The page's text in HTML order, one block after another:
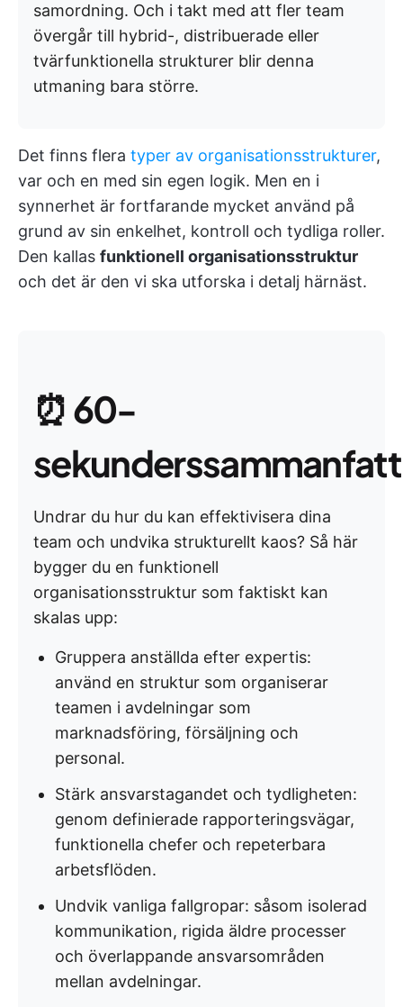
samordning. Och i takt med att fler team
övergår till hybrid-, distribuerade eller
tvärfunktionella strukturer blir denna
utmaning bara större.
Det finns flera typer av organisationsstrukturer,
var och en med sin egen logik. Men en i
synnerhet är fortfarande mycket använd på
grund av sin enkelhet, kontroll och tydliga roller.
Den kallas funktionell organisationsstruktur
och det är den vi ska utforska i detalj härnäst.
⏰60-
Undrar du hur du kan effektivisera dina
team och undvika strukturellt kaos? Så här
bygger du en funktionell
organisationsstruktur som faktiskt kan
skalas upp:
Gruppera anställda efter expertis:
använd en struktur som organiserar
teamen i avdelningar som
marknadsföring, försäljning och
personal.
Stärk ansvarstagandet och tydligheten:
genom definierade rapporteringsvägar,
funktionella chefer och repeterbara
arbetsflöden.
Undvik vanliga fallgropar: såsom isolerad
kommunikation, rigida äldre processer
och överlappande ansvarsområden
mellan avdelningar.